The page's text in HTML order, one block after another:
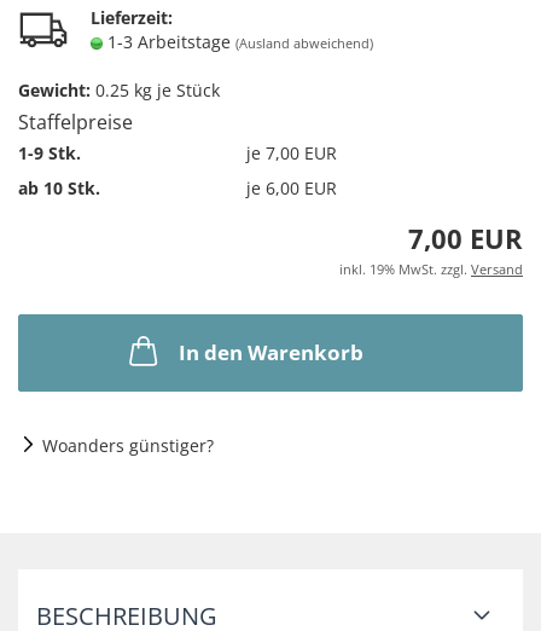
Lieferzeit:
1-3 Arbeitstage (Ausland abweichend)
Gewicht: 0.25 kg je Stück
Staffelpreise
1-9 Stk.
je 7,00 EUR
ab 10 Stk.
je 6,00 EUR
7,00 EUR
inkl. 19% MwSt. zzgl. Versand
In den Warenkorb
Woanders günstiger?
BESCHREIBUNG